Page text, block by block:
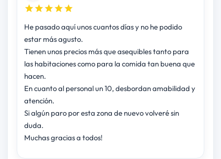
He pasado aquí unos cuantos días y no he podido
estar más agusto.
Tienen unos precios más que asequibles tanto para
las habitaciones como para la comida tan buena que
hacen.
En cuanto al personal un 10, desbordan amabilidad y
atención.
Si algún paro por esta zona de nuevo volveré sin
duda.
Muchas gracias a todos!